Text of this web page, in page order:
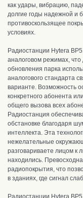
как удары, вибрацию,
долгие годы надежной и
противоскользящее
условиях.
Радиостанции Hytera
аналоговом режимах, что
обновления парка
аналогового стандарта
варианте. Возможность
конкретного абонента
общего вызова всех
Радиостанция
обстановке благодаря
интеллекта. Эта
нежелательные
разговариваете лицом к
находились. П
радиопокрытия, что
в зданиях, где сигнал
Радиостанции Hytera